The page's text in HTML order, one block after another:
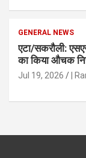
GENERAL NEWS
एटा/सकरौली:
का किया औचक
Jul 19, 2026 |